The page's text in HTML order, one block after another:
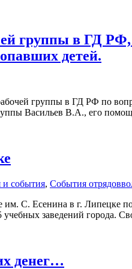
группы в ГД РФ,
детей.
группы в ГД РФ по
Васильев В.А., его
события, События отрядов
им. С. Есенина в г. Липецке
учебных заведений города.
денег…